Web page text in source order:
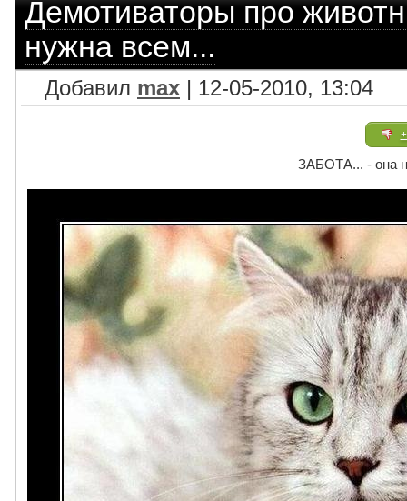
Демотиваторы про
нужна всем...
Добавил max | 12-05-2010, 13:04
ЗАБОТА... - она